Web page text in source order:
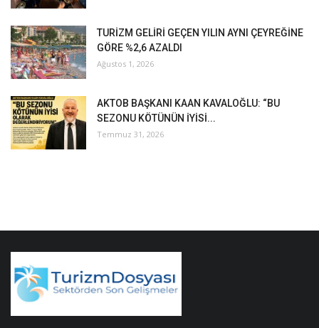
TURİZM GELİRİ GEÇEN YILIN AYNI ÇEYREĞİNE
GÖRE %2,6 AZALDI
Ağustos 1, 2026
AKTOB BAŞKANI KAAN KAVALOĞLU: “BU
SEZONU KÖTÜNÜN İYİSİ...
Temmuz 31, 2026